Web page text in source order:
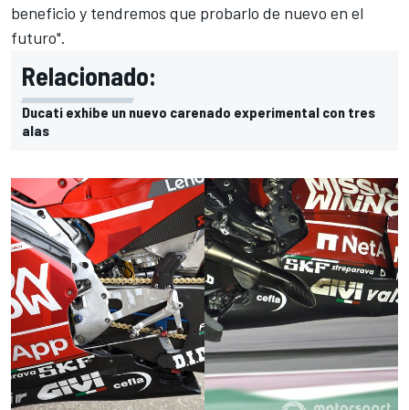
beneficio y tendremos que probarlo de nuevo en el
futuro".
Relacionado:
Ducati exhibe un nuevo carenado experimental con tres
alas